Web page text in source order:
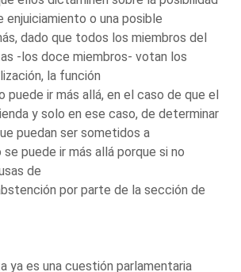
enjuiciamiento o una posible
dado que todos los miembros del
-los doce miembros- votan los
la función
puede ir más allá, en el caso de que el
y solo en ese caso, de determinar
puedan ser sometidos a
puede ir más allá porque si no
de
por parte de la sección de
ya es una cuestión parlamentaria